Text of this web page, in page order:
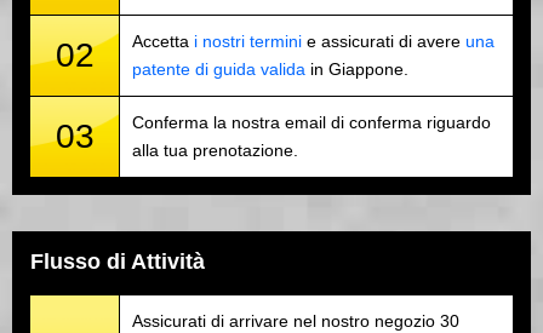
02 Accetta i nostri termini e assicurati di avere una
patente di guida valida in Giappone.
03
Conferma la nostra email di conferma riguardo
alla tua prenotazione.
Flusso di Attività
Assicurati di arrivare nel nostro negozio 30